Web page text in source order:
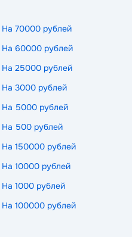
На 70000 рублей
На 60000 рублей
На 25000 рублей
На 3000 рублей
На 5000 рублей
На 500 рублей
На 150000 рублей
На 10000 рублей
На 1000 рублей
На 100000 рублей